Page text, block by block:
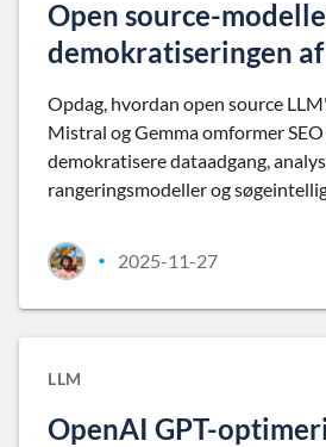
Open source-
demokratiseringen
Opdag, hvordan open source
Mistral og Gemma omformer
demokratisere dataadgang,
rangeringsmodeller og
• 2025-11-27
LLM
OpenAI GPT-